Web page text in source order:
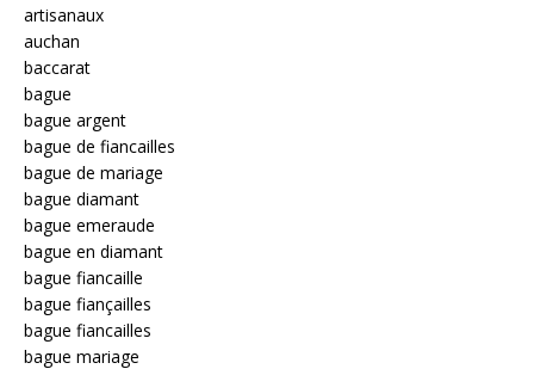
artisanaux
auchan
baccarat
bague
bague argent
bague de fiancailles
bague de mariage
bague diamant
bague emeraude
bague en diamant
bague fiancaille
bague fiançailles
bague fiancailles
bague mariage